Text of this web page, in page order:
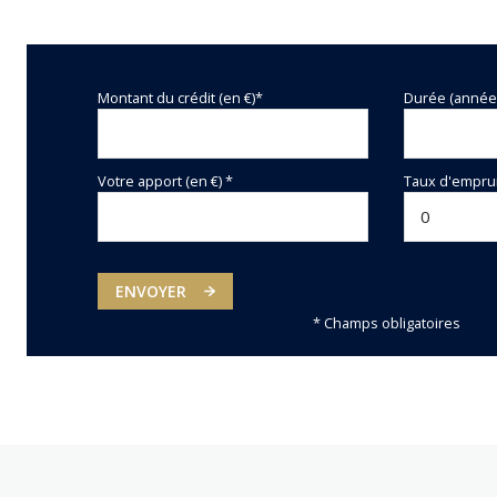
Montant du crédit (en €)* Durée
Votre apport (en €) * Taux
ENVOYER
* Champs obligatoires